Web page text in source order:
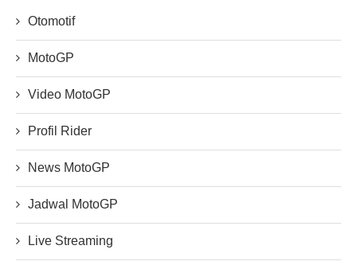
Otomotif
MotoGP
Video MotoGP
Profil Rider
News MotoGP
Jadwal MotoGP
Live Streaming